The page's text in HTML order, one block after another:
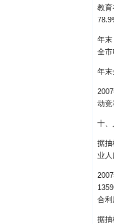
教育
年末
全市
年末
动竞
十
据
业人
合利
据抽